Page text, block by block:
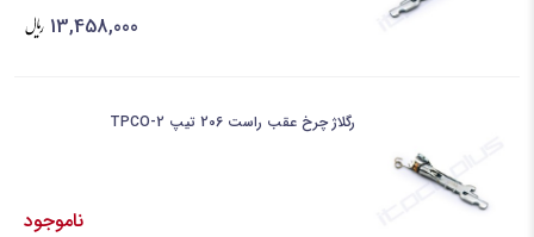
13,458,000
رگلاژ چرخ عقب راست 206 تیپ 2-TPCO
ناموجود